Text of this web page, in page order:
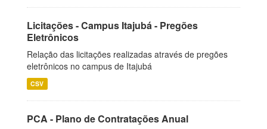
Licitações - Campus Itajubá - Pregões
Eletrônicos
Relação das licitações realizadas através de pregões
eletrônicos no campus de Itajubá
CSV
PCA - Plano de Contratações Anual